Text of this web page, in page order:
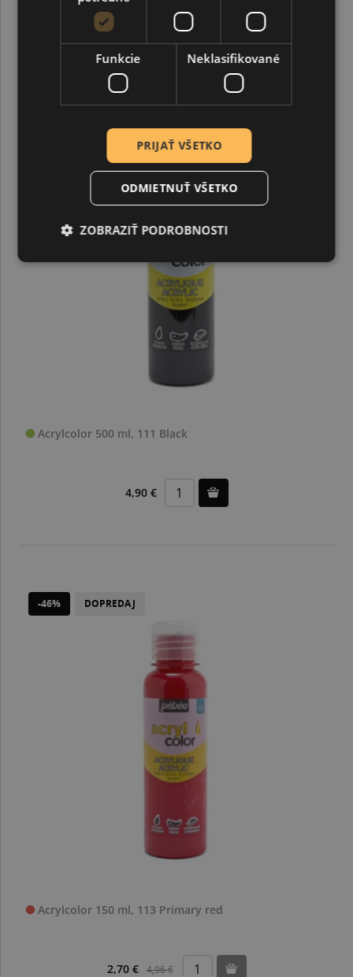
Acrylcolor 500 ml, 111 Black
4,90 €
-46% DOPREDAJ
Acrylcolor 150 ml, 113 Primary red
2,70 € 4,96 €
Funkcie Neklasifikované
PRIJAŤ VŠETKO
ODMIETNUŤ VŠETKO
ZOBRAZIŤ PODROBNOSTI